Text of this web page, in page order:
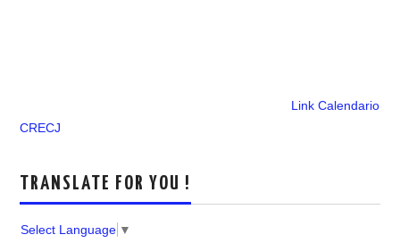
Link Calendario
CRECJ
TRANSLATE FOR YOU !
Select Language ▼